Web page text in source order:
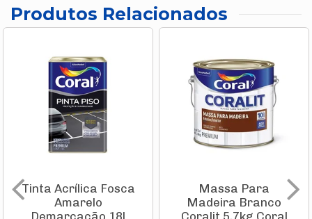
Produtos Relacionados
Tinta Acrílica Fosca
Amarelo
Massa Para
Madeira Branco